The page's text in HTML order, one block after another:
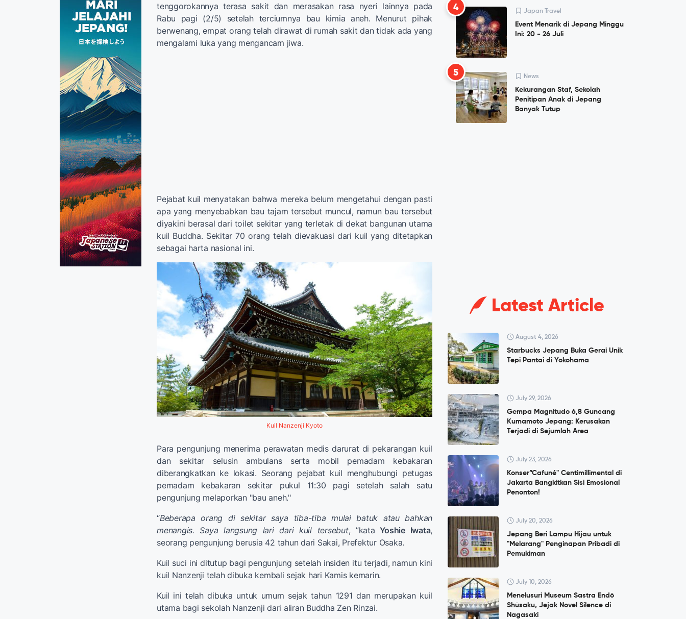
tenggorokannya terasa sakit dan merasakan rasa nyeri lainnya pada
Rabu pagi (2/5) setelah terciumnya bau kimia aneh. Menurut pihak
berwenang, empat orang telah dirawat di rumah sakit dan tidak ada yang
mengalami luka yang mengancam jiwa.
Pejabat kuil menyatakan bahwa mereka belum mengetahui dengan pasti
apa yang menyebabkan bau tajam tersebut muncul, namun bau tersebut
diyakini berasal dari toilet sekitar yang terletak di dekat bangunan utama
kuil Buddha. Sekitar 70 orang telah dievakuasi dari kuil yang ditetapkan
sebagai harta nasional ini.
Kuil Nanzenji Kyoto
Para pengunjung menerima perawatan medis darurat di pekarangan kuil
dan sekitar selusin ambulans serta mobil pemadam kebakaran
diberangkatkan ke lokasi. Seorang pejabat kuil menghubungi petugas
pemadam kebakaran sekitar pukul 11:30 pagi setelah salah satu
pengunjung melaporkan "bau aneh."
“Beberapa orang di sekitar saya tiba-tiba mulai batuk atau bahkan
menangis. Saya langsung lari dari kuil tersebut, ”kata Yoshie Iwata,
seorang pengunjung berusia 42 tahun dari Sakai, Prefektur Osaka.
Kuil suci ini ditutup bagi pengunjung setelah insiden itu terjadi, namun kini
kuil Nanzenji telah dibuka kembali sejak hari Kamis kemarin.
Kuil ini telah dibuka untuk umum sejak tahun 1291 dan merupakan kuil
utama bagi sekolah Nanzenji dari aliran Buddha Zen Rinzai.
4 Japan Travel
Event Menarik di Jepang Minggu
Ini: 20 - 26 Juli
5 News
Kekurangan Staf, Sekolah
Penitipan Anak di Jepang
Banyak Tutup
Latest Article
August 4, 2026
Starbucks Jepang Buka Gerai Unik
Tepi Pantai di Yokohama
July 29, 2026
Gempa Magnitudo 6,8 Guncang
Kumamoto Jepang: Kerusakan
Terjadi di Sejumlah Area
July 23, 2026
Konser”Cafuné" Centimillimental di
Jakarta Bangkitkan Sisi Emosional
Penonton!
July 20, 2026
Jepang Beri Lampu Hijau untuk
"Melarang" Penginapan Pribadi di
Pemukiman
July 10, 2026
Menelusuri Museum Sastra Endō
Shūsaku, Jejak Novel Silence di
Nagasaki